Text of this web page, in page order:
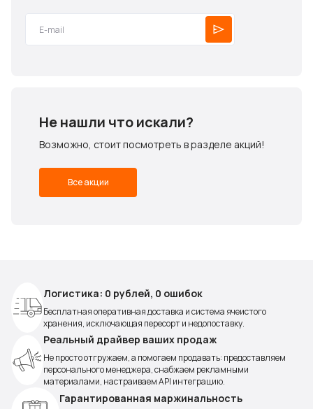
Не нашли что искали?
Возможно, стоит посмотреть в разделе акций!
Все акции
Логистика: 0 рублей, 0 ошибок
Бесплатная оперативная доставка и система ячеистого
хранения, исключающая пересорт и недопоставку.
Реальный драйвер ваших продаж
Не просто отгружаем, а помогаем продавать: предоставляем
персонального менеджера, снабжаем рекламными
материалами, настраиваем API интеграцию.
Гарантированная маржинальность